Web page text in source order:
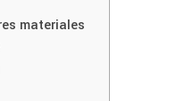
materiales